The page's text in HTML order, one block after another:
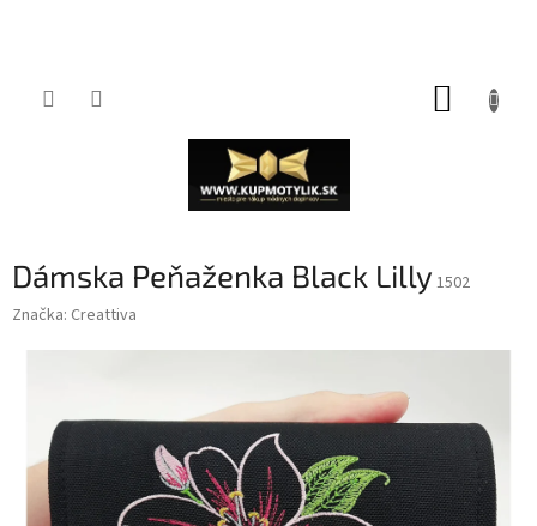
Dámska Peňaženka Black Lilly 1502
Značka: Creattiva